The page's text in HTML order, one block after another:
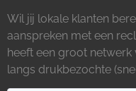
Wil jij lokale klanten
aanspreken met een
heeft een groot
langs drukbezochte